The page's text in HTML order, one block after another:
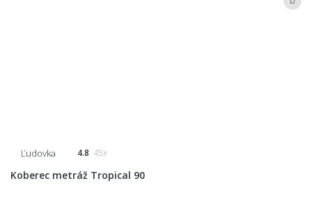
Ľudovka 4.8 45x
Koberec metráž Tropical 90